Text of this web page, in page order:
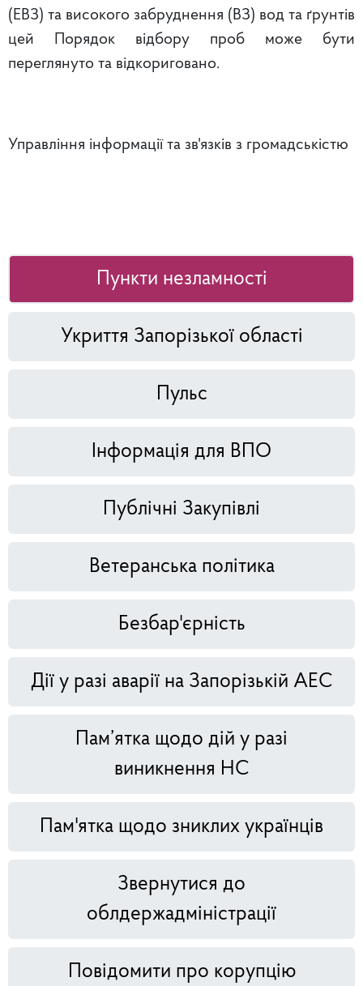
(ЕВЗ) та високого забруднення (ВЗ) вод та ґрунтів
цей Порядок відбору проб може бути
переглянуто та відкориговано.
Управління інформації та зв'язків з громадськістю
Пункти незламності
Укриття Запорізької області
Пульс
Інформація для ВПО
Публічні Закупівлі
Ветеранська політика
Безбар'єрність
Дії у разі аварії на Запорізькій АЕС
Пам’ятка щодо дій у разі
виникнення НС
Пам'ятка щодо зниклих українців
Звернутися до
облдержадміністрації
Повідомити про корупцію